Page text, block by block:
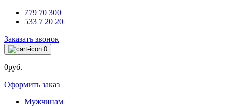
779 70 300
533 7 20 20
Заказать звонок
0
0руб.
Оформить заказ
Мужчинам